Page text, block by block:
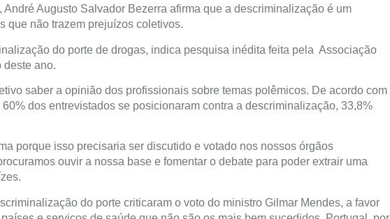
Augusto Salvador Bezerra afirma que a descriminalização é um
que não trazem prejuízos coletivos.
do porte de drogas, indica pesquisa inédita feita pela Associação
deste ano.
saber a opinião dos profissionais sobre temas polêmicos. De acordo com
dos entrevistados se posicionaram contra a descriminalização, 33,8%
porque isso precisaria ser discutido e votado nos nossos órgãos
ouvir a nossa base e fomentar o debate para poder extrair uma
do porte criticaram o voto do ministro Gilmar Mendes, a favor